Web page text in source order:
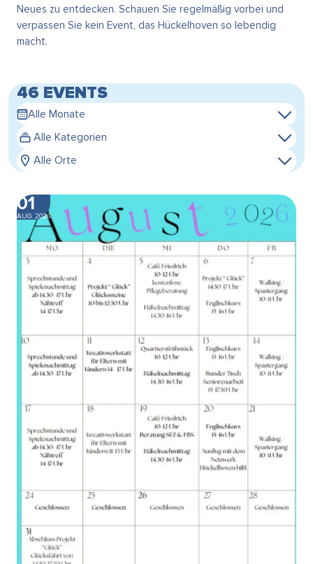
Neues zu entdecken. Schauen Sie regelmäßig vorbei und
verpassen Sie kein Event, das Hückelhoven so lebendig
macht.
46 EVENTS
Alle Monate
Alle Kategorien
Alle Orte
01
AUG. 2026